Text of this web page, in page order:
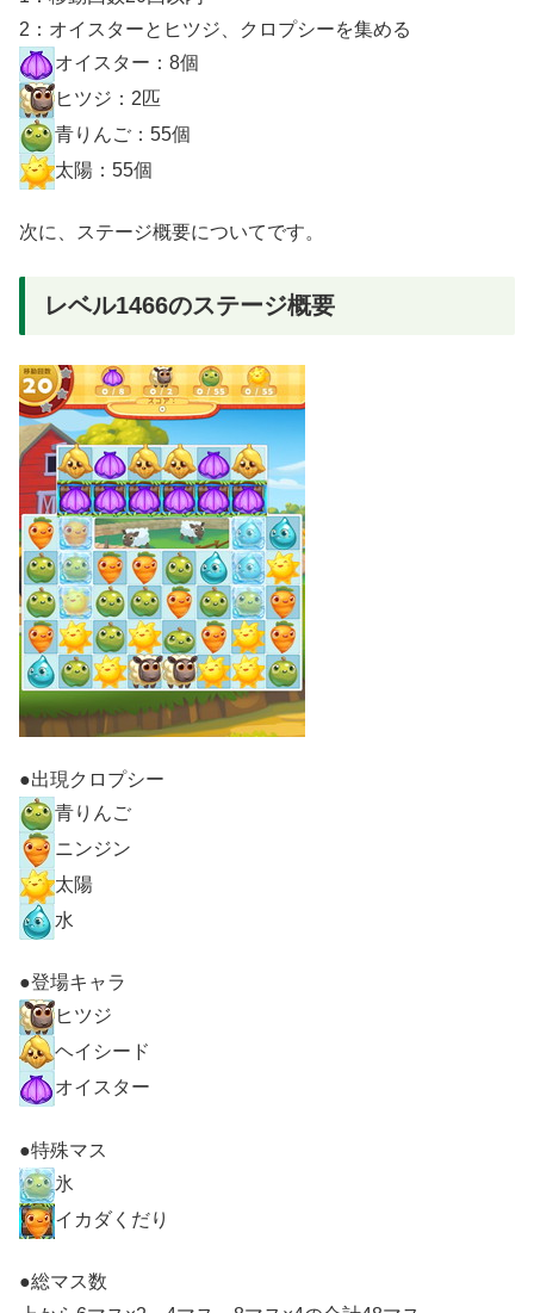
2：オイスターとヒツジ、クロプシーを集める
オイスター：8個
ヒツジ：2匹
青りんご：55個
太陽：55個
次に、ステージ概要についてです。
レベル1466のステージ概要
●出現クロプシー
青りんご
ニンジン
太陽
水
●登場キャラ
ヒツジ
ヘイシード
オイスター
●特殊マス
氷
イカダくだり
●総マス数